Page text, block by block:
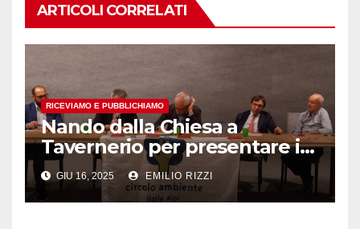
ARTICOLI CORRELATI
RICEVIAMO E PUBBLICHIAMO
Nando dalla Chiesa a
Tavernerio per presentare il
nuovo libro sulla
‘ndrangheta in Lombardia e
in provincia di Como
GIU 16, 2025 EMILIO RIZZI